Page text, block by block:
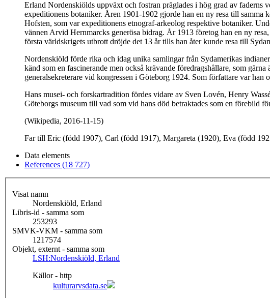
Erland Nordenskiölds uppväxt och fostran präglades i hög grad av
expeditionens botaniker. Åren 1901-1902 gjorde han en ny resa till
Hofsten, som var expeditionens etnograf-arkeolog respektive botaniker.
vännen Arvid Hernmarcks generösa bidrag. År 1913 företog han en ny
första världskrigets utbrott dröjde det 13 år tills han åter kunde resa till
Nordenskiöld förde rika och idag unika samlingar från Sydamerikas
känd som en fascinerande men också krävande föredragshållare, som
generalsekreterare vid kongressen i Göteborg 1924. Som författare var han
Hans musei- och forskartradition fördes vidare av Sven Lovén, Henry
Göteborgs museum till vad som vid hans död betraktades som en förebild
(Wikipedia, 2016-11-15)
Far till Eric (född 1907), Carl (född 1917), Margareta (1920), Eva (född
Data elements
References (18 727)
Visat namn
Nordenskiöld, Erland
Libris-id - samma som
253293
SMVK-VKM - samma som
1217574
Objekt, externt - samma som
LSH:Nordenskiöld, Erland
Källor - http
kulturarvsdata.se